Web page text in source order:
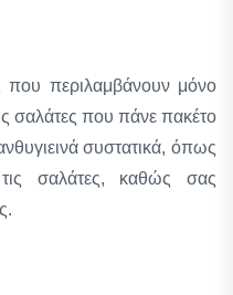
που περιλαμβάνουν μόνο
σαλάτες που πάνε πακέτο
συστατικά, όπως
σαλάτες, καθώς σας